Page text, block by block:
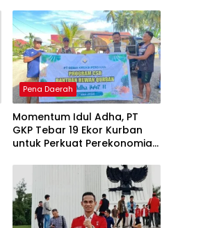
Pena Daerah
Momentum Idul Adha, PT
GKP Tebar 19 Ekor Kurban
untuk Perkuat Perekonomian